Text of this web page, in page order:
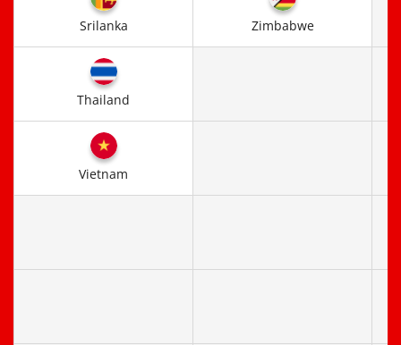
Srilanka Zimbabwe
Thailand
Vietnam